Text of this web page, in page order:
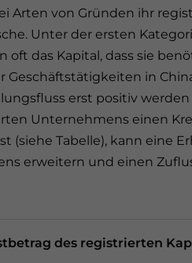
Arten von Gründen ihr
Unter der ersten
das Kapital, dass sie
in
erst positiv
Unternehmens einen
(siehe Tabelle), kann eine
erweitern und einen
des registrierten